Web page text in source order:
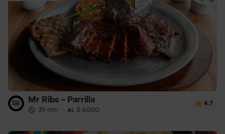
Mr Ribs - Parrilla
39 min · $ 6000
4.7